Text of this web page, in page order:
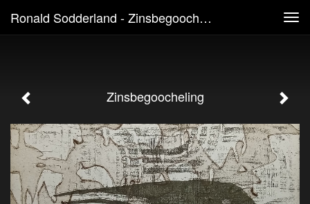
Ronald Sodderland - Zinsbegoocheling
Zinsbegoocheling